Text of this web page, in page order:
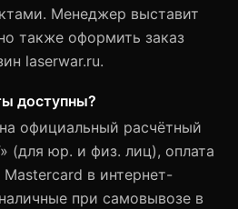
Менеджер выставит
также оформить заказ
laserwar.ru.
доступны?
официальный расчётный
(для юр. и физ. лиц), оплата
в интернет-
при самовывозе в